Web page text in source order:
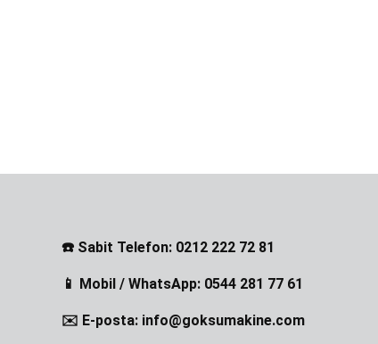
☎️ Sabit Telefon: 0212 222 72 81
📱 Mobil / WhatsApp: 0544 281 77 61
✉️ E-posta: info@goksumakine.com